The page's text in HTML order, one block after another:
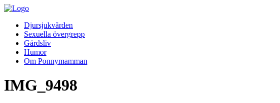
Djursjukvården
Sexuella övergrepp
Gårdsliv
Humor
Om Ponnymamman
IMG_9498